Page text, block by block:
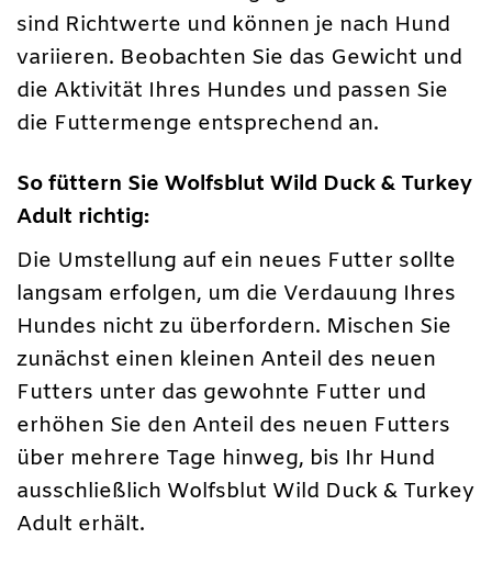
sind Richtwerte und können je nach Hund
variieren. Beobachten Sie das Gewicht und
die Aktivität Ihres Hundes und passen Sie
die Futtermenge entsprechend an.
So füttern Sie Wolfsblut Wild Duck & Turkey
Adult richtig:
Die Umstellung auf ein neues Futter sollte
langsam erfolgen, um die Verdauung Ihres
Hundes nicht zu überfordern. Mischen Sie
zunächst einen kleinen Anteil des neuen
Futters unter das gewohnte Futter und
erhöhen Sie den Anteil des neuen Futters
über mehrere Tage hinweg, bis Ihr Hund
ausschließlich Wolfsblut Wild Duck & Turkey
Adult erhält.